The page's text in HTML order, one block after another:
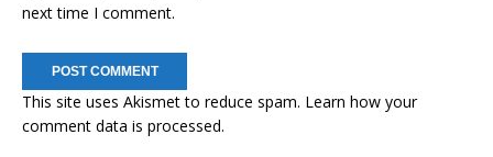
next time I comment.
This site uses Akismet to reduce spam. Learn how your
comment data is processed.